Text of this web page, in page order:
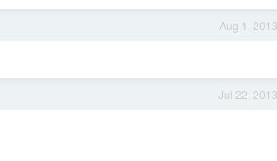
Aug 1, 2013
Jul 22, 2013